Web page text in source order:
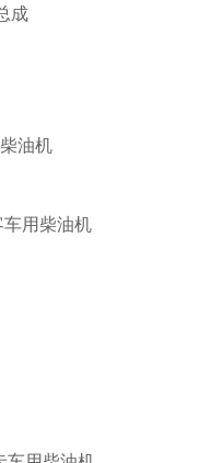
成
油机
车用柴油机